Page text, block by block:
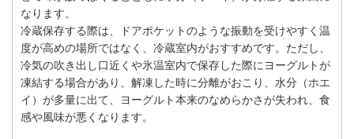
なります。
冷蔵保存する際は、ドアポケットのような振動を受けやすく温
度が高めの場所ではなく、冷蔵室内がおすすめです。ただし、
冷気の吹き出し口近くや氷温室内で保存した際にヨーグルトが
凍結する場合があり、解凍した時に分離がおこり、水分（ホエ
イ）が多量に出て、ヨーグルト本来のなめらかさが失われ、食
感や風味が悪くなります。